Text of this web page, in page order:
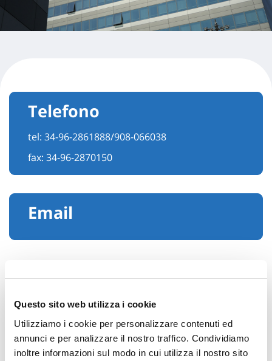
Questo sito web utilizza i cookie
Utilizziamo i cookie per personalizzare contenuti ed
annunci e per analizzare il nostro traffico. Condividiamo
inoltre informazioni sul modo in cui utilizza il nostro sito
Telefono
tel: 34-96-2861888/908-066038
fax: 34-96-2870150
Email